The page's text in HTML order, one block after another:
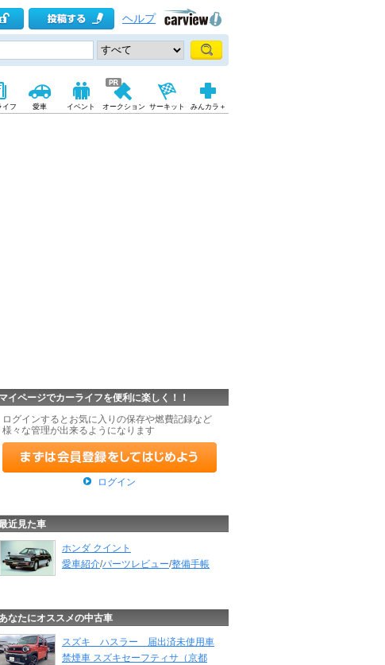
ヘルプ
イフ 愛車 イベント オークション サーキット みんカラ＋
マイページでカーライフを便利に楽しく！！
ログインするとお気に入りの保存や燃費記録など
様々な管理が出来るようになります
ログイン
近見た車
ホンダ クイント
愛車紹介/パーツレビュー/整備手帳
なたにオススメの中古車
スズキ ハスラー 届出済未使用車
禁煙車 スズキセーフティサ（京都